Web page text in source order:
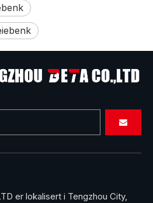
er lokalisert i Tengzhou City,